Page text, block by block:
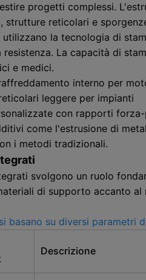
progetti complessi.
strutture reticolari e
utilizzano la tecnologia di
resistenza. La capacità di
e medici.
interno per
leggere per impianti
con rapporti
come l'estrusione di
i metodi tradizionali.
svolgono un ruolo
di supporto accanto
basano su diversi parametri
Descrizione